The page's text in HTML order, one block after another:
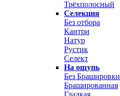
Трёхполосный
Селекция
Без отбора
Кантри
Натур
Рустик
Селект
На ощупь
Без Брашировки
Брашированная